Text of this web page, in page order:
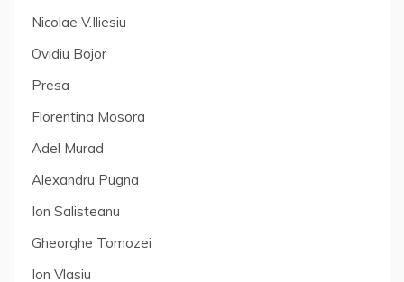
Nicolae V.Iliesiu
Ovidiu Bojor
Presa
Florentina Mosora
Adel Murad
Alexandru Pugna
Ion Salisteanu
Gheorghe Tomozei
Ion Vlasiu